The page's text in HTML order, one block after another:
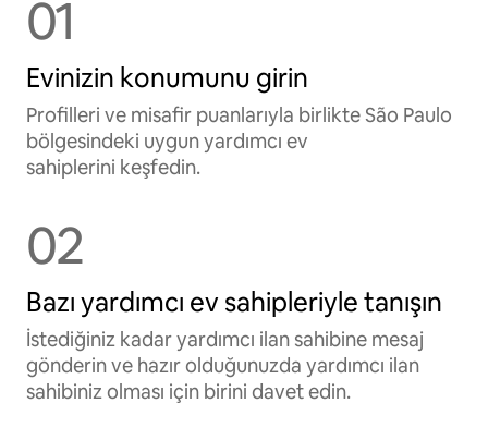
01
Evinizin konumunu girin
Profilleri ve misafir puanlarıyla birlikte São Paulo
bölgesindeki uygun yardımcı ev
sahiplerini keşfedin.
02
Bazı yardımcı ev sahipleriyle tanışın
İstediğiniz kadar yardımcı ilan sahibine mesaj
gönderin ve hazır olduğunuzda yardımcı ilan
sahibiniz olması için birini davet edin.